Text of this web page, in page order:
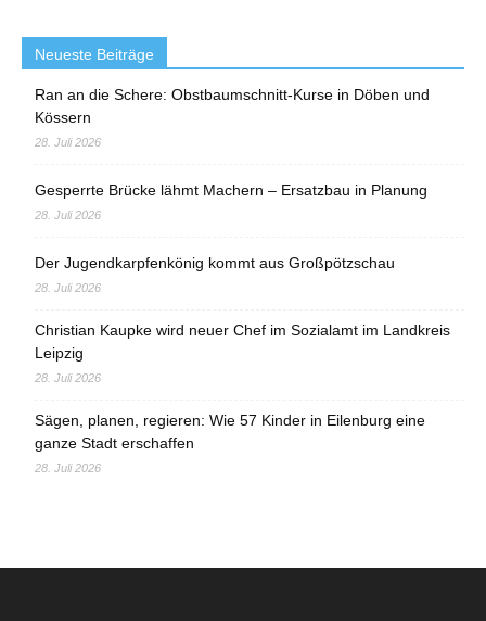
Neueste Beiträge
Ran an die Schere: Obstbaumschnitt-Kurse in Döben und
Kössern
28. Juli 2026
Gesperrte Brücke lähmt Machern – Ersatzbau in Planung
28. Juli 2026
Der Jugendkarpfenkönig kommt aus Großpötzschau
28. Juli 2026
Christian Kaupke wird neuer Chef im Sozialamt im Landkreis
Leipzig
28. Juli 2026
Sägen, planen, regieren: Wie 57 Kinder in Eilenburg eine
ganze Stadt erschaffen
28. Juli 2026